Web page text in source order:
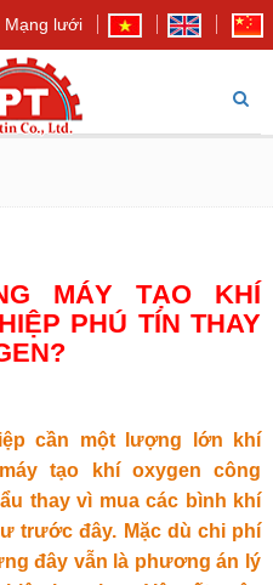
Mạng lưới
MÁY TẠO KHÍ
PHÚ TÍN THAY
cần một lượng lớn khí
tạo khí oxygen công
thay vì mua các bình khí
trước đây. Mặc dù chi phí
đây vẫn là phương án lý